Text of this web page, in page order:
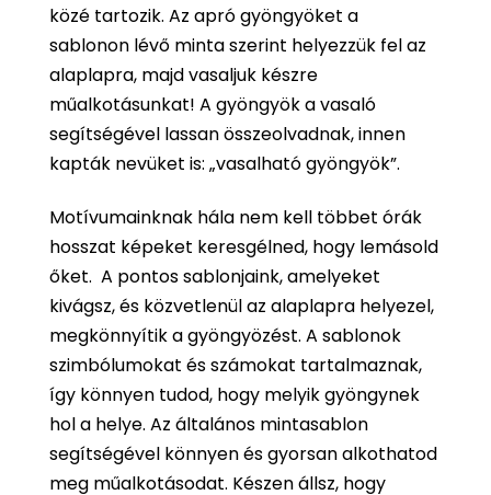
közé tartozik. Az apró gyöngyöket a
sablonon lévő minta szerint helyezzük fel az
alaplapra, majd vasaljuk készre
műalkotásunkat! A gyöngyök a vasaló
segítségével lassan összeolvadnak, innen
kapták nevüket is: „vasalható gyöngyök”.
Motívumainknak hála nem kell többet órák
hosszat képeket keresgélned, hogy lemásold
őket. A pontos sablonjaink, amelyeket
kivágsz, és közvetlenül az alaplapra helyezel,
megkönnyítik a gyöngyözést. A sablonok
szimbólumokat és számokat tartalmaznak,
így könnyen tudod, hogy melyik gyöngynek
hol a helye. Az általános mintasablon
segítségével könnyen és gyorsan alkothatod
meg műalkotásodat. Készen állsz, hogy